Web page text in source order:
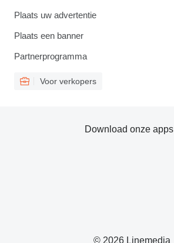
Plaats uw advertentie
Plaats een banner
Partnerprogramma
Voor verkopers
© 2026 Linemedia
Download onze apps